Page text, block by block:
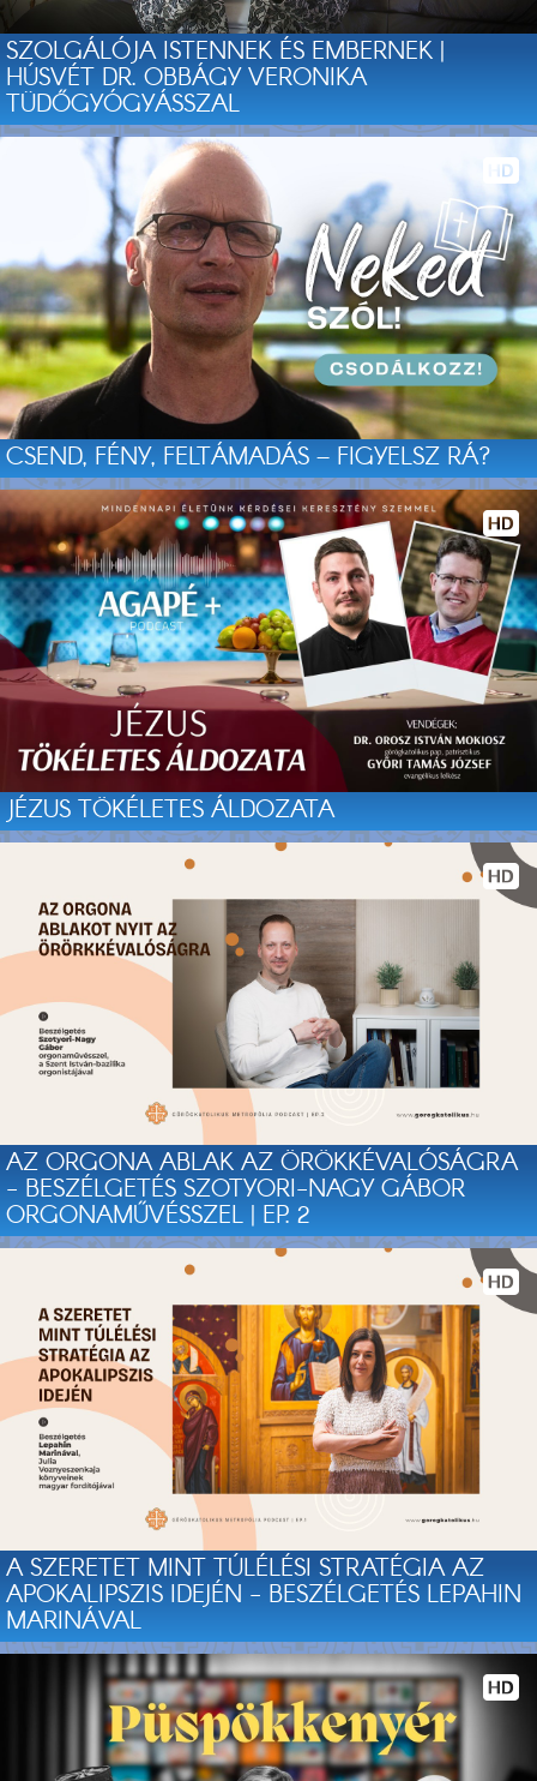
SZOLGÁLÓJA ISTENNEK ÉS EMBERNEK |
HÚSVÉT DR. OBBÁGY VERONIKA
TÜDŐGYÓGYÁSSZAL
CSEND, FÉNY, FELTÁMADÁS – FIGYELSZ RÁ?
JÉZUS TÖKÉLETES ÁLDOZATA
AZ ORGONA ABLAK AZ ÖRÖKKÉVALÓSÁGRA
- BESZÉLGETÉS SZOTYORI-NAGY GÁBOR
ORGONAMŰVÉSSZEL | EP. 2
A SZERETET MINT TÚLÉLÉSI STRATÉGIA AZ
APOKALIPSZIS IDEJÉN - BESZÉLGETÉS LEPAHIN
MARINÁVAL